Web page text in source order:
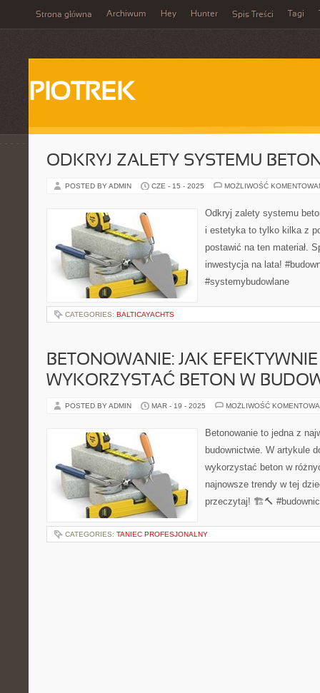
Strona główna Archiwum Hey Hunter Spis Treści Tagi
PIOTREK
ODKRYJ ZALETY SYSTEMU
POSTED BY ADMIN CZE - 15 - 2025 MOŻLIWOŚĆ
Odkryj zalety systemu
i estetyka to tylko kilka z
postawić na ten materiał.
inwestycja na lata!
#systemybudowlane
CATEGORIES: BALTICAYACHTS
BETONOWANIE: JAK EFEKTYWNIE
WYKORZYSTAĆ BETON W
POSTED BY ADMIN MAR - 19 - 2025 MOŻLIWOŚĆ
Betonowanie to jedna z
budownictwie. W artykule
wykorzystać beton w
najnowsze trendy w tej
przeczytaj! 🏗️🔨
CATEGORIES: TANIEC PROFESJONALNY